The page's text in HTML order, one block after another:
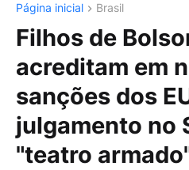
Página inicial Brasil
Filhos de
acreditam em
sanções dos
julgamento no
"teatro